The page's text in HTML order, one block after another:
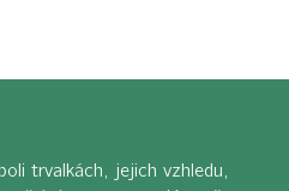
trvalkách, jejich vzhledu,